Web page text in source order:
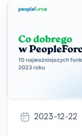
2023-12-22